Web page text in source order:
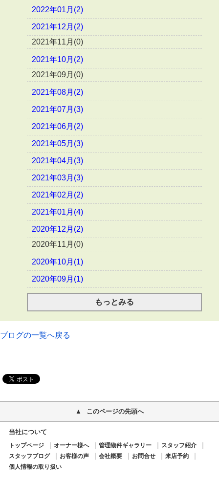
2022年01月(2)
2021年12月(2)
2021年11月(0)
2021年10月(2)
2021年09月(0)
2021年08月(2)
2021年07月(3)
2021年06月(2)
2021年05月(3)
2021年04月(3)
2021年03月(3)
2021年02月(2)
2021年01月(4)
2020年12月(2)
2020年11月(0)
2020年10月(1)
2020年09月(1)
もっとみる
ブログの一覧へ戻る
このページの先頭へ
当社について
トップページ オーナー様へ 管理物件ギャラリー
スタッフ紹介
スタッフブログ
お客様の声 会社概要 お問合せ
来店予約
個人情報の取り扱い